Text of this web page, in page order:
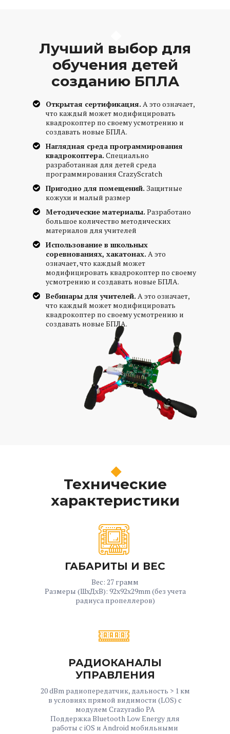
Лучший выбор для
обучения детей
созданию БПЛА
Открытая сертификация. А это означает,
что каждый может модифицировать
квадрокоптер по своему усмотрению и
создавать новые БПЛА.
Наглядная среда программирования
квадрокоптера. Специально
разработанная для детей среда
программирования CrazyScratch
Пригодно для помещений. Защитные
кожухи и малый размер
Методические материалы. Разработано
большое количество методических
материалов для учителей
Использование в школьных
соревнованиях, хакатонах. А это
означает, что каждый может
модифицировать квадрокоптер по своему
усмотрению и создавать новые БПЛА.
Вебинары для учителей. А это означает,
что каждый может модифицировать
квадрокоптер по своему усмотрению и
создавать новые БПЛА.
Технические
характеристики
ГАБАРИТЫ И ВЕС
Вес: 27 грамм
Размеры (ШxДxВ): 92x92x29mm (без учета
радиуса пропеллеров)
РАДИОКАНАЛЫ
УПРАВЛЕНИЯ
20 dBm радиопередатчик, дальность > 1 км
в условиях прямой видимости (LOS) с
модулем Crazyradio PA
Поддержка Bluetooth Low Energy для
работы с iOS и Android мобильными